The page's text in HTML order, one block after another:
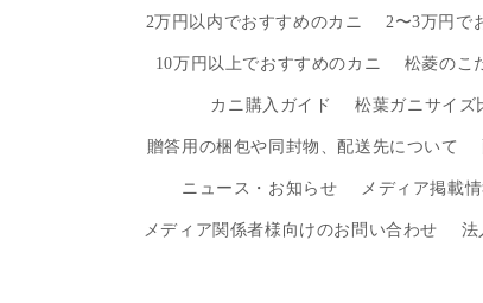
2万円以内でおすすめのカニ 2〜3万円で
10万円以上でおすすめのカニ 松菱のこ
カニ購入ガイド 松葉ガニサイズ
贈答用の梱包や同封物、配送先について
ニュース・お知らせ メディア掲載
メディア関係者様向けのお問い合わせ 法